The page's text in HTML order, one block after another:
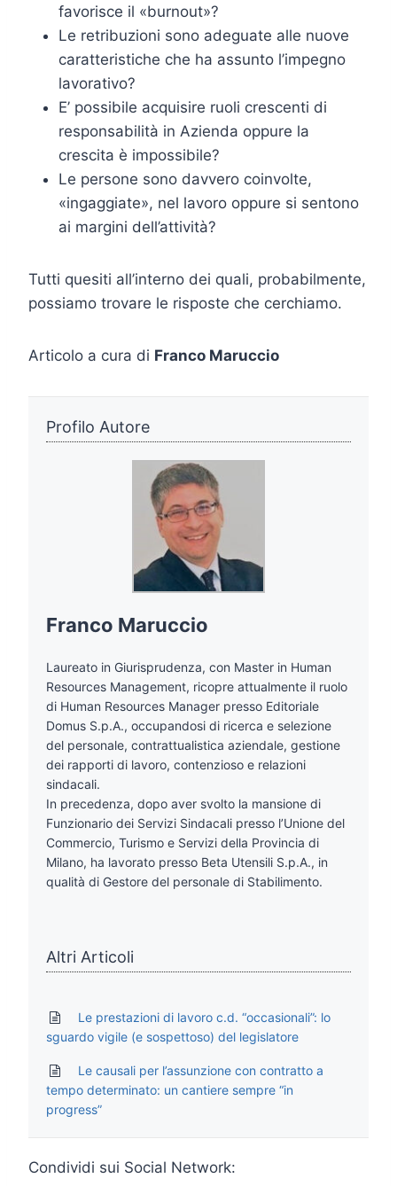
favorisce il «burnout»?
Le retribuzioni sono adeguate alle nuove
caratteristiche che ha assunto l’impegno
lavorativo?
E’ possibile acquisire ruoli crescenti di
responsabilità in Azienda oppure la
crescita è impossibile?
Le persone sono davvero coinvolte,
«ingaggiate», nel lavoro oppure si sentono
ai margini dell’attività?
Tutti quesiti all’interno dei quali, probabilmente,
possiamo trovare le risposte che cerchiamo.
Articolo a cura di Franco Maruccio
Profilo Autore
Franco Maruccio
Laureato in Giurisprudenza, con Master in Human
Resources Management, ricopre attualmente il ruolo
di Human Resources Manager presso Editoriale
Domus S.p.A., occupandosi di ricerca e selezione
del personale, contrattualistica aziendale, gestione
dei rapporti di lavoro, contenzioso e relazioni
sindacali.
In precedenza, dopo aver svolto la mansione di
Funzionario dei Servizi Sindacali presso l’Unione del
Commercio, Turismo e Servizi della Provincia di
Milano, ha lavorato presso Beta Utensili S.p.A., in
qualità di Gestore del personale di Stabilimento.
Altri Articoli
Le prestazioni di lavoro c.d. “occasionali”: lo
sguardo vigile (e sospettoso) del legislatore
Le causali per l’assunzione con contratto a
tempo determinato: un cantiere sempre “in
progress”
Condividi sui Social Network: